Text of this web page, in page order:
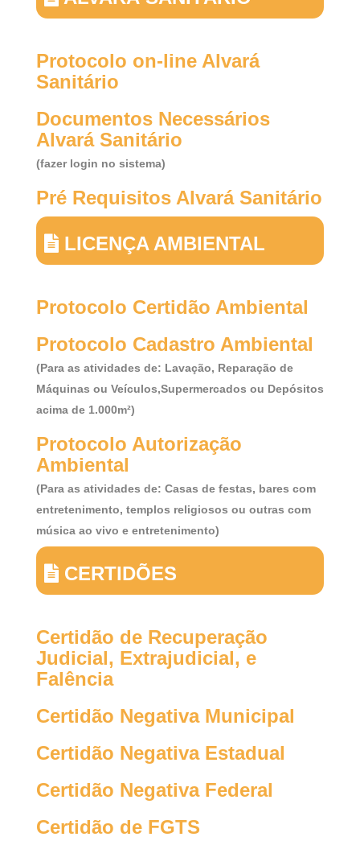
Protocolo on-line Alvará
Sanitário
Documentos Necessários
Alvará Sanitário
(fazer login no sistema)
Pré Requisitos Alvará Sanitário
LICENÇA AMBIENTAL
Protocolo Certidão Ambiental
Protocolo Cadastro Ambiental
(Para as atividades de: Lavação, Reparação de
Máquinas ou Veículos,Supermercados ou Depósitos
acima de 1.000m²)
Protocolo Autorização
Ambiental
(Para as atividades de: Casas de festas, bares com
entretenimento, templos religiosos ou outras com
música ao vivo e entretenimento)
CERTIDÕES
Certidão de Recuperação
Judicial, Extrajudicial, e
Falência
Certidão Negativa Municipal
Certidão Negativa Estadual
Certidão Negativa Federal
Certidão de FGTS